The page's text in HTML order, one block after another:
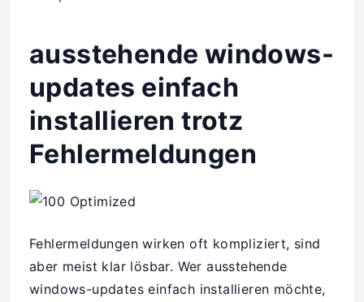
ausstehende windows-
updates einfach
installieren trotz
Fehlermeldungen
Fehlermeldungen wirken oft kompliziert, sind
aber meist klar lösbar. Wer ausstehende
windows-updates einfach installieren möchte,